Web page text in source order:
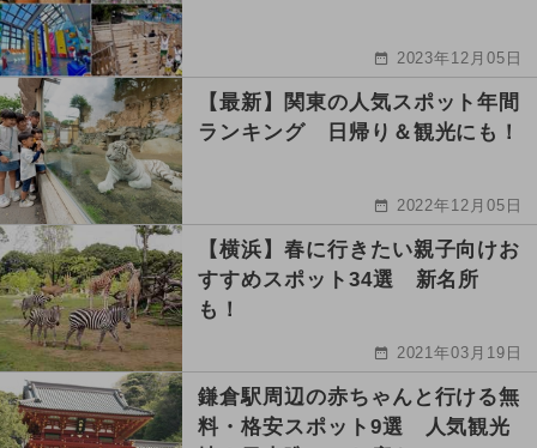
2023年12月05日
【最新】関東の人気スポット年間
ランキング 日帰り＆観光にも！
2022年12月05日
【横浜】春に行きたい親子向けお
すすめスポット34選 新名所
も！
2021年03月19日
鎌倉駅周辺の赤ちゃんと行ける無
料・格安スポット9選 人気観光